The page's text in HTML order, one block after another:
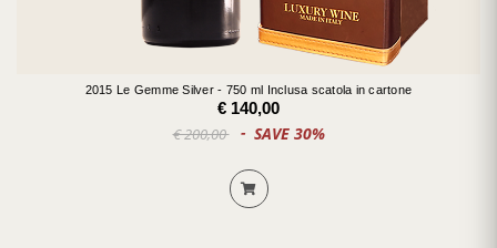
2015 Le Gemme Silver - 750 ml Inclusa scatola in cartone
€ 140,00
€ 200,00 SAVE 30%